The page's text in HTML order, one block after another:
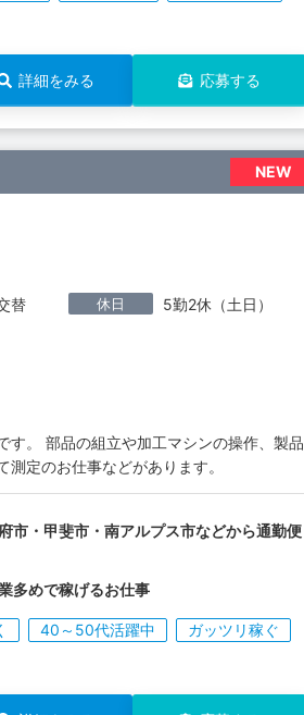
詳細をみる 応募する
NEW
替 休日 5勤2休（土日）
す。 部品の組立や加工マシンの操作、製品
定のお仕事などがあります。
市・甲斐市・南アルプス市などから通勤便
多めで稼げるお仕事
40～50代活躍中
ガッツリ稼ぐ